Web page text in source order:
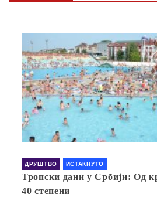
ДРУШТВО ИСТАКНУТО
Тропски дани у Србији: Од
40 степени